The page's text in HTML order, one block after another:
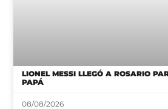
LIONEL MESSI LLEGÓ A ROSARIO
PAPÁ
08/08/2026